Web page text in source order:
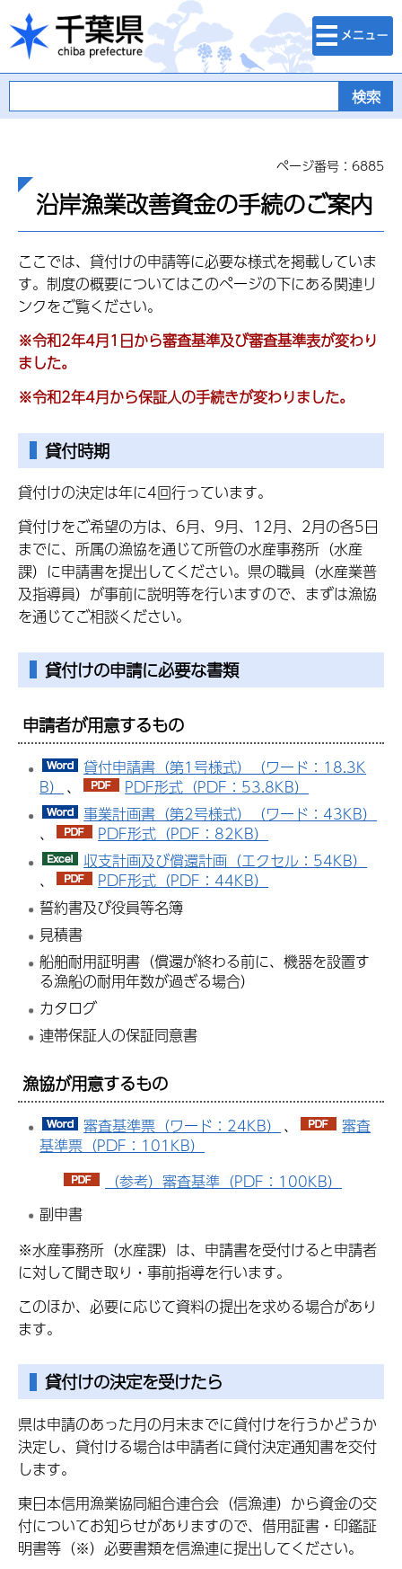
千葉県
検索・メニュ
ー
ページ番号：6885
沿岸漁業改善資金の手続のご案内
ここでは、貸付けの申請等に必要な様式を掲載していま
す。制度の概要についてはこのページの下にある関連リ
ンクをご覧ください。
※令和2年4月1日から審査基準及び審査基準表が変わり
ました。
※令和2年4月から保証人の手続きが変わりました。
貸付時期
貸付けの決定は年に4回行っています。
貸付けをご希望の方は、6月、9月、12月、2月の各5日
までに、所属の漁協を通じて所管の水産事務所（水産
課）に申請書を提出してください。県の職員（水産業普
及指導員）が事前に説明等を行いますので、まずは漁協
を通じてご相談ください。
貸付けの申請に必要な書類
申請者が用意するもの
貸付申請書（第1号様式）（ワード：18.3K
B） 、
PDF形式（PDF：53.8KB）
事業計画書（第2号様式）（ワード：43KB）
、
PDF形式（PDF：82KB）
収支計画及び償還計画（エクセル：54KB）
、
PDF形式（PDF：44KB）
誓約書及び役員等名簿
見積書
船舶耐用証明書（償還が終わる前に、機器を設置す
る漁船の耐用年数が過ぎる場合）
カタログ
連帯保証人の保証同意書
漁協が用意するもの
審査基準票（ワード：24KB） 、
審査
基準票（PDF：101KB）
（参考）審査基準（PDF：100KB）
副申書
※水産事務所（水産課）は、申請書を受付けると申請者
に対して聞き取り・事前指導を行います。
このほか、必要に応じて資料の提出を求める場合があり
ます。
貸付けの決定を受けたら
県は申請のあった月の月末までに貸付けを行うかどうか
決定し、貸付ける場合は申請者に貸付決定通知書を交付
します。
東日本信用漁業協同組合連合会（信漁連）から資金の交
付についてお知らせがありますので、借用証書・印鑑証
明書等（※）必要書類を信漁連に提出してください。